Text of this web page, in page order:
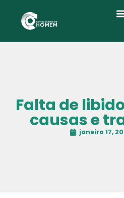
Falta de
causas e
janeiro 17,